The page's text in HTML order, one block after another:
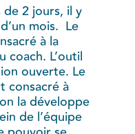
2 jours, il y
mois. Le
à la
coach. L’outil
ouverte. Le
consacré à
la développe
de l’équipe